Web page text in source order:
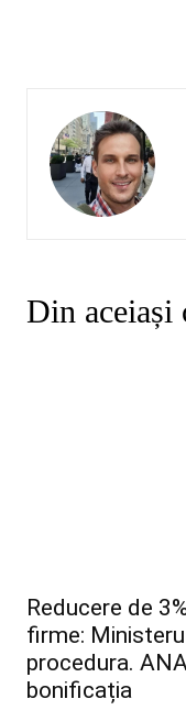
Din aceiași
Reducere de
firme:
procedura.
bonificația